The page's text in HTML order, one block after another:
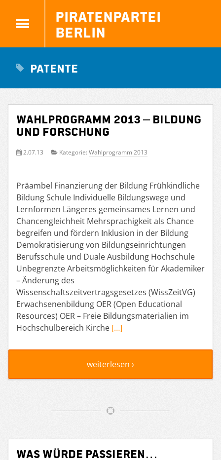
Piratenpartei
Berlin
patente
Wahlprogramm 2013 – Bildung
und Forschung
2.07.13 Kategorie: Wahlprogramm 2013
Präambel Finanzierung der Bildung Frühkindliche
Bildung Schule Individuelle Bildungswege und
Lernformen Längeres gemeinsames Lernen und
Chancengleichheit Mehrsprachigkeit als Chance
begreifen und fördern Inklusion in der Bildung
Demokratisierung von Bildungseinrichtungen
Berufsschule und Duale Ausbildung Hochschule
Unbegrenzte Arbeitsmöglichkeiten für Akademiker
– Änderung des
Wissenschaftszeitvertragsgesetzes (WissZeitVG)
Erwachsenenbildung OER (Open Educational
Resources) OER – Freie Bildungsmaterialien im
Hochschulbereich Kirche […]
weiterlesen ›
Was würde passieren…